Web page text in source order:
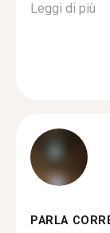
Leggi di più
PARLA